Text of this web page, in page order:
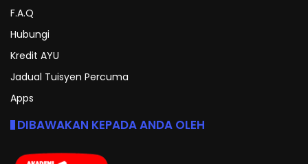
F.A.Q
Hubungi
Kredit AYU
Jadual Tuisyen Percuma
Apps
DIBAWAKAN KEPADA ANDA OLEH